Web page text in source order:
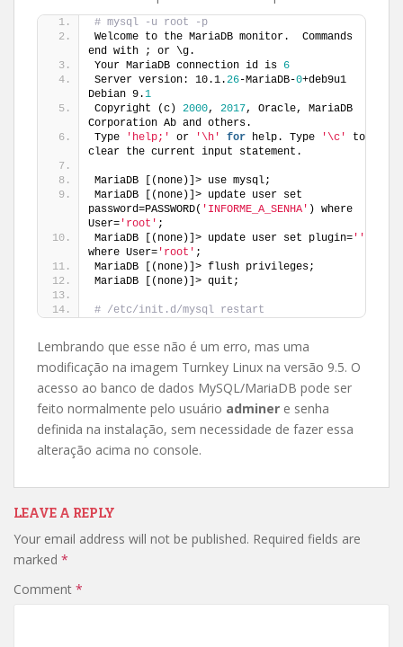
# mysql -u root -p
Welcome to the MariaDB monitor.  Commands
end with ; or \g.
Your MariaDB connection id is 6
Server version: 10.1.26-MariaDB-0+deb9u1
Debian 9.1
Copyright (c) 2000, 2017, Oracle, MariaDB
Corporation Ab and others.
Type
'help;' or '\h' for help. Type '\c'
to
clear the current input statement.
MariaDB [(none)]> use mysql;
MariaDB [(none)]> update user set
password=PASSWORD( 'INFORME_A_SENHA' ) where
User= 'root' ;
MariaDB [(none)]> update user set plugin= ''
where User= 'root' ;
MariaDB [(none)]> flush privileges;
MariaDB [(none)]> quit;
# /etc/init.d/mysql restart
Lembrando que esse não é um erro, mas uma
modificação na imagem Turnkey Linux na versão 9.5. O
acesso ao banco de dados MySQL/MariaDB pode ser
feito normalmente pelo usuário adminer e senha
definida na instalação, sem necessidade de fazer essa
alteração acima no console.
LEAVE A REPLY
Your email address will not be published. Required fields are
marked *
Comment *